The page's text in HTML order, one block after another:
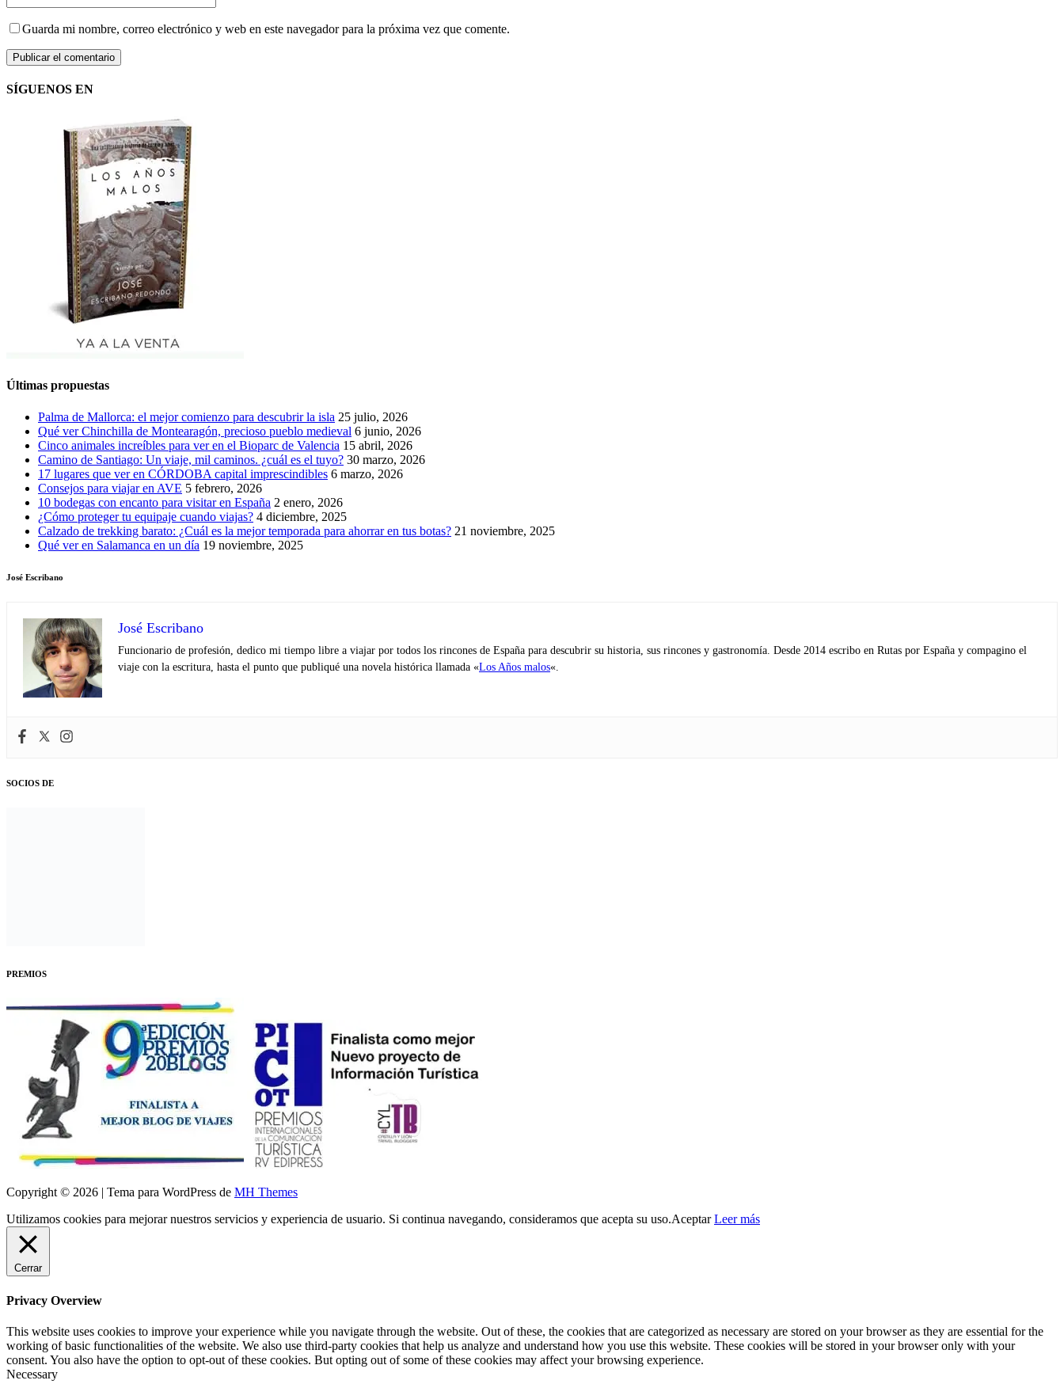
Guarda mi nombre, correo electrónico y web en este navegador para la próxima vez que comente.
SÍGUENOS EN
Últimas propuestas
Palma de Mallorca: el mejor comienzo para descubrir la isla 25 julio, 2026
Qué ver Chinchilla de Montearagón, precioso pueblo medieval 6 junio, 2026
Cinco animales increíbles para ver en el Bioparc de Valencia 15 abril, 2026
Camino de Santiago: Un viaje, mil caminos. ¿cuál es el tuyo? 30 marzo, 2026
17 lugares que ver en CÓRDOBA capital imprescindibles 6 marzo, 2026
Consejos para viajar en AVE 5 febrero, 2026
10 bodegas con encanto para visitar en España 2 enero, 2026
¿Cómo proteger tu equipaje cuando viajas? 4 diciembre, 2025
Calzado de trekking barato: ¿Cuál es la mejor temporada para ahorrar en tus botas? 21 noviembre, 2025
Qué ver en Salamanca en un día 19 noviembre, 2025
José Escribano
José Escribano
Funcionario de profesión, dedico mi tiempo libre a viajar por todos los rincones de España para descubrir su historia, sus rincones y gastronomía. Desde 2014 escribo en Rutas por España y compagino el
viaje con la escritura, hasta el punto que publiqué una novela histórica llamada «Los Años malos«.
SOCIOS DE
PREMIOS
Copyright © 2026 | Tema para WordPress de MH Themes
Utilizamos cookies para mejorar nuestros servicios y experiencia de usuario. Si continua navegando, consideramos que acepta su uso.Aceptar Leer más
Cerrar
Privacy Overview
This website uses cookies to improve your experience while you navigate through the website. Out of these, the cookies that are categorized as necessary are stored on your browser as they are essential for the
working of basic functionalities of the website. We also use third-party cookies that help us analyze and understand how you use this website. These cookies will be stored in your browser only with your
consent. You also have the option to opt-out of these cookies. But opting out of some of these cookies may affect your browsing experience.
Necessary